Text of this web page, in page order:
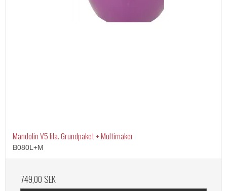
Mandolin V5 lila. Grundpaket + Multimaker
B080L+M
749,00 SEK